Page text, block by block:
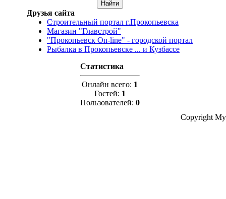
Друзья сайта
Строительный портал г.Прокопьевска
Магазин "Главстрой"
"Прокопьевск On-line" - городской портал
Рыбалка в Прокопьевске ... и Кузбассе
Статистика
Онлайн всего: 1
Гостей: 1
Пользователей: 0
Copyright